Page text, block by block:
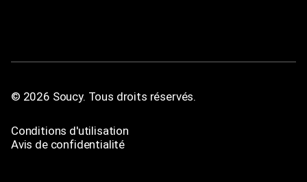
© 2026 Soucy. Tous droits réservés.
Conditions d'utilisation
Avis de confidentialité